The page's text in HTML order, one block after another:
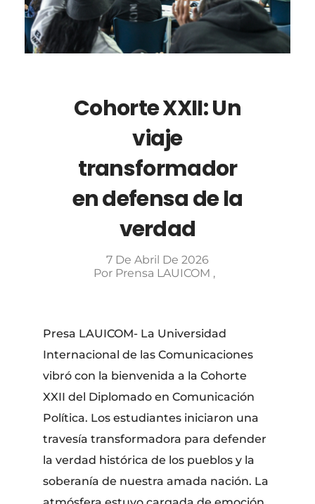
Cohorte XXII: Un
viaje
transformador
en defensa de la
verdad
7 De Abril De 2026
Por Prensa LAUICOM
Presa LAUICOM- La Universidad
Internacional de las Comunicaciones
vibró con la bienvenida a la Cohorte
XXII del Diplomado en Comunicación
Política. Los estudiantes iniciaron una
travesía transformadora para defender
la verdad histórica de los pueblos y la
soberanía de nuestra amada nación. La